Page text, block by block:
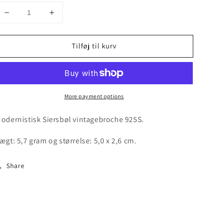
Decrease
for
Siersbøl
Increase
for
Modernistisk
Siersbøl
vintagebroche
Tilføj til kurv
More payment options
Siersbøl vintagebroche 925S.
5,7 gram og størrelse: 5,0 x 2,6 cm.
Share